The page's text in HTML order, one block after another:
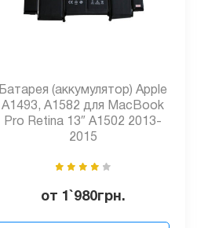
Батарея (аккумулятор) Apple
A1493, A1582 для MacBook
Pro Retina 13″ A1502 2013-
2015
от 1`980грн.